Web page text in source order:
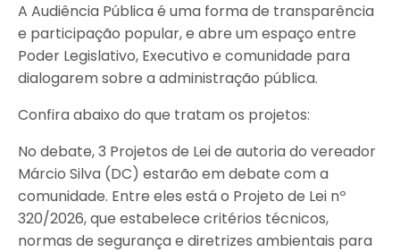
A Audiência Pública é uma forma de transparência
e participação popular, e abre um espaço entre
Poder Legislativo, Executivo e comunidade para
dialogarem sobre a administração pública.
Confira abaixo do que tratam os projetos:
No debate, 3 Projetos de Lei de autoria do vereador
Márcio Silva (DC) estarão em debate com a
comunidade. Entre eles está o Projeto de Lei nº
320/2026, que estabelece critérios técnicos,
normas de segurança e diretrizes ambientais para